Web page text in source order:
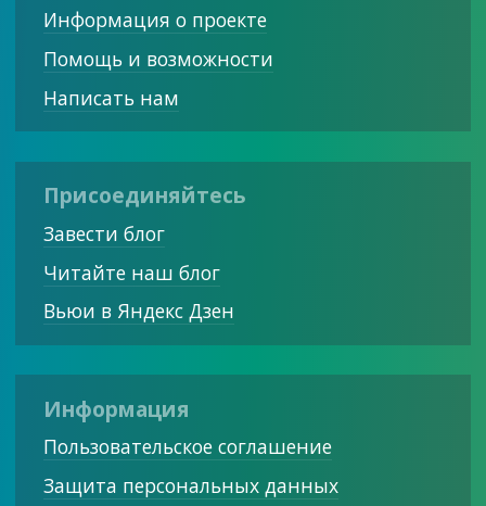
Информация о проекте
Помощь и возможности
Написать нам
Присоединяйтесь
Завести блог
Читайте наш блог
Вьюи в Яндекс Дзен
Информация
Пользовательское соглашение
Защита персональных данных